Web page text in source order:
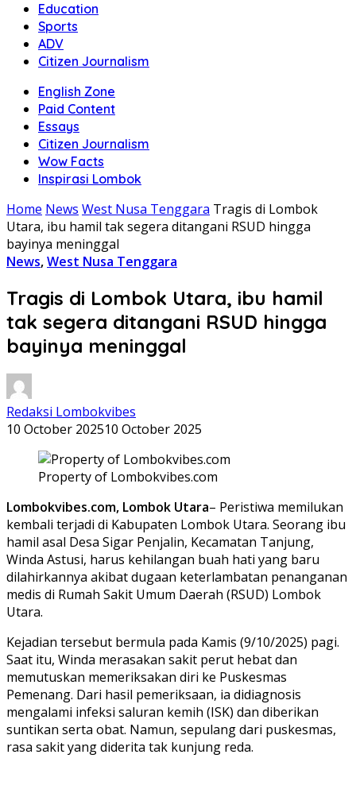
Education
Sports
ADV
Citizen Journalism
English Zone
Paid Content
Essays
Citizen Journalism
Wow Facts
Inspirasi Lombok
Home News West Nusa Tenggara Tragis di Lombok
Utara, ibu hamil tak segera ditangani RSUD hingga
bayinya meninggal
News,West Nusa Tenggara
Tragis di Lombok Utara, ibu hamil
tak segera ditangani RSUD hingga
bayinya meninggal
Redaksi Lombokvibes
10 October 202510 October 2025
Property of Lombokvibes.com
Lombokvibes.com, Lombok Utara– Peristiwa memilukan
kembali terjadi di Kabupaten Lombok Utara. Seorang ibu
hamil asal Desa Sigar Penjalin, Kecamatan Tanjung,
Winda Astusi, harus kehilangan buah hati yang baru
dilahirkannya akibat dugaan keterlambatan penanganan
medis di Rumah Sakit Umum Daerah (RSUD) Lombok
Utara.
Kejadian tersebut bermula pada Kamis (9/10/2025) pagi.
Saat itu, Winda merasakan sakit perut hebat dan
memutuskan memeriksakan diri ke Puskesmas
Pemenang. Dari hasil pemeriksaan, ia didiagnosis
mengalami infeksi saluran kemih (ISK) dan diberikan
suntikan serta obat. Namun, sepulang dari puskesmas,
rasa sakit yang diderita tak kunjung reda.